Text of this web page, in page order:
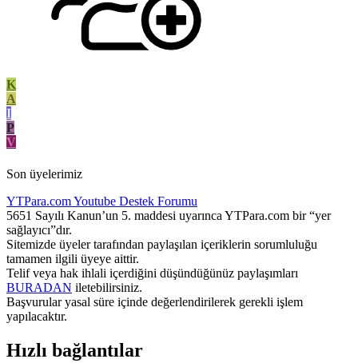
K
A
I
P
V
Son üyelerimiz
YTPara.comYoutube Destek Forumu
5651 Sayılı Kanun’un 5. maddesi uyarınca YTPara.com bir “yer
sağlayıcı”dır.
Sitemizde üyeler tarafından paylaşılan içeriklerin sorumluluğu
tamamen ilgili üyeye aittir.
Telif veya hak ihlali içerdiğini düşündüğünüz paylaşımları
BURADAN iletebilirsiniz.
Başvurular yasal süre içinde değerlendirilerek gerekli işlem
yapılacaktır.
Hızlı bağlantılar